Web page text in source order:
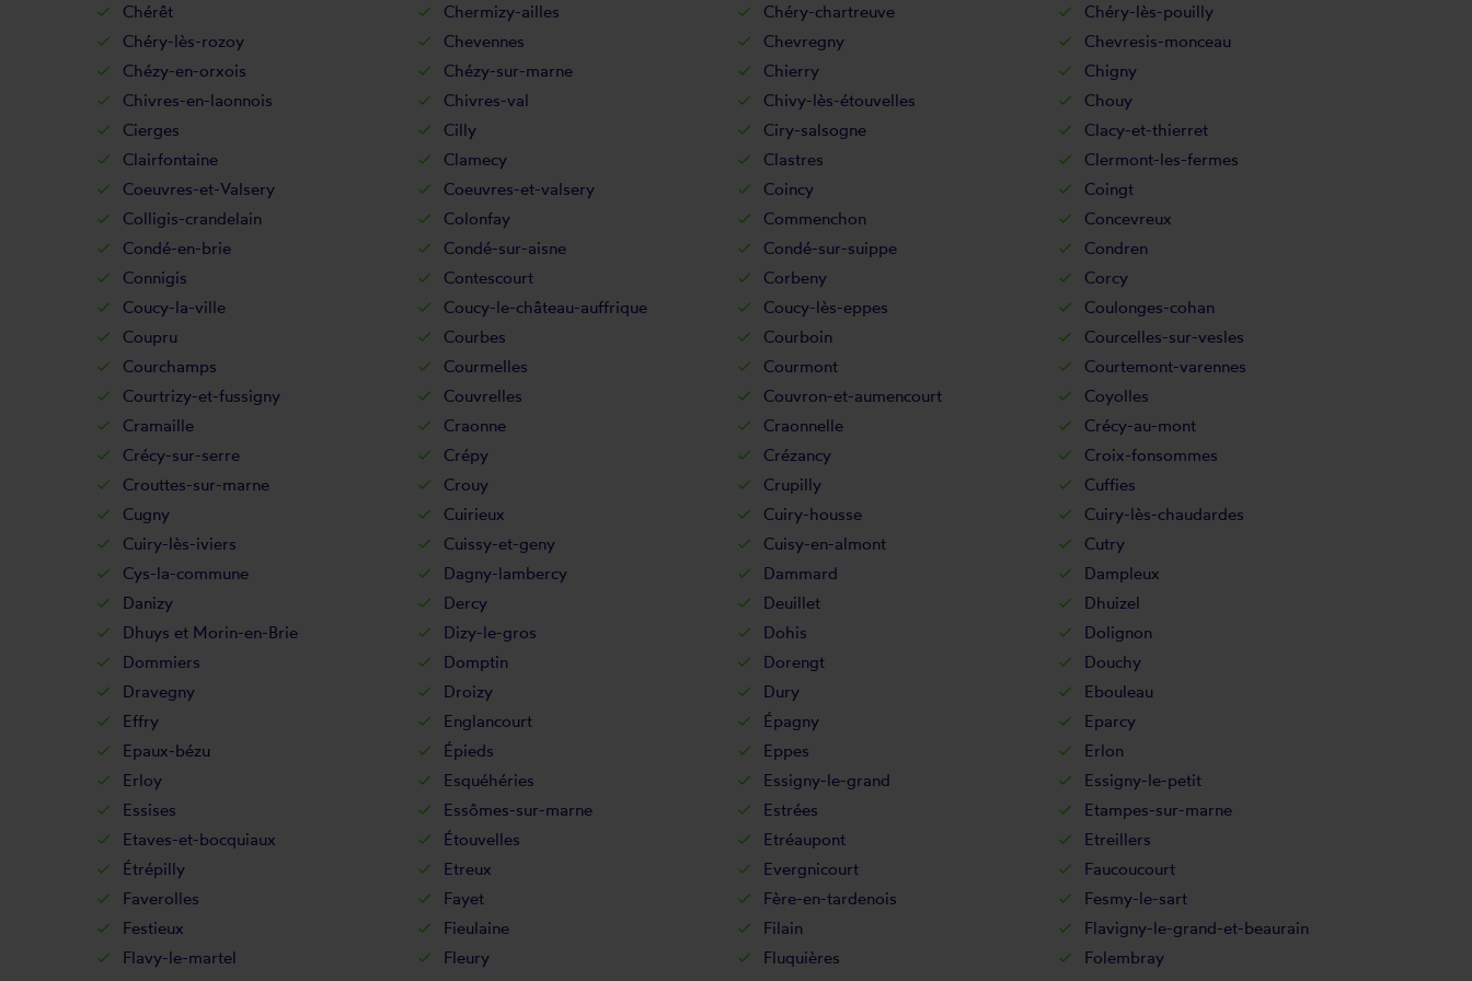
Chérêt
Chermizy-ailles Chéry-chartreuve
Chéry-lès-pouilly
Chéry-lès-rozoy
Chevennes Chevregny
Chevresis-monceau
Chézy-en-orxois
Chézy-sur-marne Chierry
Chigny
Chivres-en-laonnois
Chivres-val Chivy-lès-étouvelles
Chouy
Cierges
Cilly Ciry-salsogne
Clacy-et-thierret
Clairfontaine
Clamecy Clastres
Clermont-les-fermes
Coeuvres-et-Valsery
Coeuvres-et-valsery Coincy
Coingt
Colligis-crandelain
Colonfay Commenchon
Concevreux
Condé-en-brie
Condé-sur-aisne Condé-sur-suippe
Condren
Connigis
Contescourt Corbeny
Corcy
Coucy-la-ville
Coucy-le-château-auffrique Coucy-lès-eppes
Coulonges-cohan
Coupru
Courbes Courboin
Courcelles-sur-vesles
Courchamps
Courmelles Courmont
Courtemont-varennes
Courtrizy-et-fussigny
Couvrelles Couvron-et-aumencourt
Coyolles
Cramaille
Craonne Craonnelle
Crécy-au-mont
Crécy-sur-serre
Crépy Crézancy
Croix-fonsommes
Crouttes-sur-marne
Crouy Crupilly
Cuffies
Cugny
Cuirieux Cuiry-housse
Cuiry-lès-chaudardes
Cuiry-lès-iviers
Cuissy-et-geny Cuisy-en-almont
Cutry
Cys-la-commune
Dagny-lambercy Dammard
Dampleux
Danizy
Dercy Deuillet
Dhuizel
Dhuys et Morin-en-Brie
Dizy-le-gros Dohis
Dolignon
Dommiers
Domptin Dorengt
Douchy
Dravegny
Droizy Dury
Ebouleau
Effry
Englancourt Épagny
Eparcy
Epaux-bézu
Épieds Eppes
Erlon
Erloy
Esquéhéries Essigny-le-grand
Essigny-le-petit
Essises
Essômes-sur-marne Estrées
Etampes-sur-marne
Etaves-et-bocquiaux
Étouvelles Etréaupont
Etreillers
Étrépilly
Etreux Evergnicourt
Faucoucourt
Faverolles
Fayet Fère-en-tardenois
Fesmy-le-sart
Festieux
Fieulaine Filain
Flavigny-le-grand-et-beaurain
Flavy-le-martel
Fleury Fluquières
Folembray